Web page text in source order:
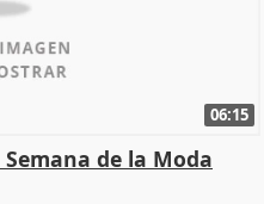
06:15
de la Moda